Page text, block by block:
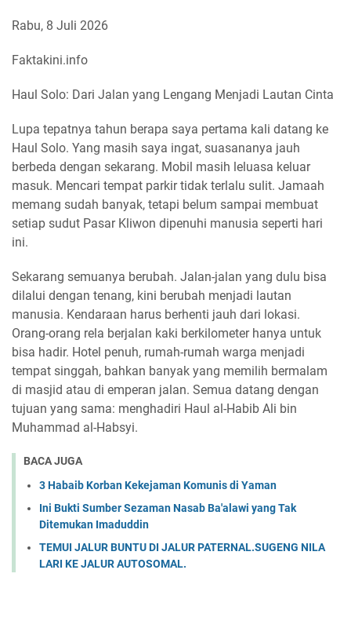
Rabu, 8 Juli 2026
Faktakini.info
Haul Solo: Dari Jalan yang Lengang Menjadi Lautan Cinta
Lupa tepatnya tahun berapa saya pertama kali datang ke
Haul Solo. Yang masih saya ingat, suasananya jauh
berbeda dengan sekarang. Mobil masih leluasa keluar
masuk. Mencari tempat parkir tidak terlalu sulit. Jamaah
memang sudah banyak, tetapi belum sampai membuat
setiap sudut Pasar Kliwon dipenuhi manusia seperti hari
ini.
Sekarang semuanya berubah. Jalan-jalan yang dulu bisa
dilalui dengan tenang, kini berubah menjadi lautan
manusia. Kendaraan harus berhenti jauh dari lokasi.
Orang-orang rela berjalan kaki berkilometer hanya untuk
bisa hadir. Hotel penuh, rumah-rumah warga menjadi
tempat singgah, bahkan banyak yang memilih bermalam
di masjid atau di emperan jalan. Semua datang dengan
tujuan yang sama: menghadiri Haul al-Habib Ali bin
Muhammad al-Habsyi.
BACA JUGA
3 Habaib Korban Kekejaman Komunis di Yaman
Ini Bukti Sumber Sezaman Nasab Ba'alawi yang Tak
Ditemukan Imaduddin
TEMUI JALUR BUNTU DI JALUR PATERNAL.SUGENG NILA
LARI KE JALUR AUTOSOMAL.